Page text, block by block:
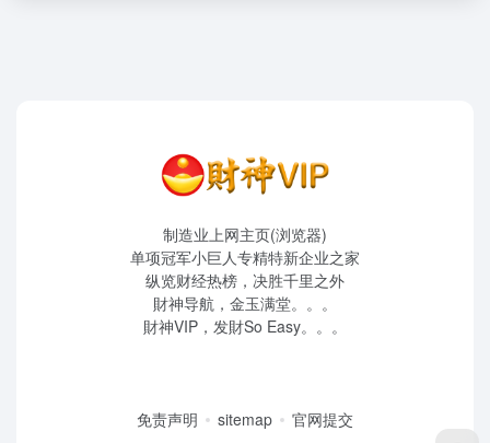
制造业上网主页(浏览器)
单项冠军小巨人专精特新企业之家
纵览财经热榜，决胜千里之外
財神导航，金玉满堂。。。
財神VIP，发財So Easy。。。
免责声明 sitemap 官网提交